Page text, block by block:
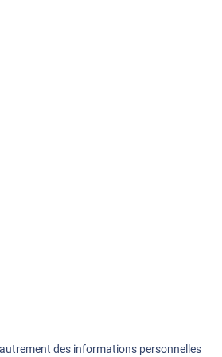
des informations personnelles